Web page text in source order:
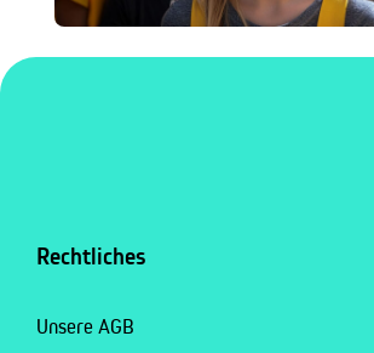
Rechtliches
Unsere AGB